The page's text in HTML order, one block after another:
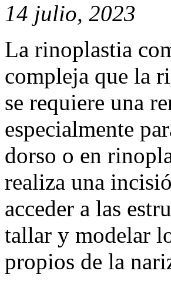
14 julio, 2023
La rinoplastia
compleja que la
se requiere una
especialmente
dorso o en
realiza una
acceder a las
tallar y modelar
propios de la